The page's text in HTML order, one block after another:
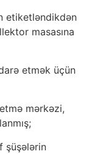
etiketləndikdən
masasına
etmək üçün
mərkəzi,
şüşələrin